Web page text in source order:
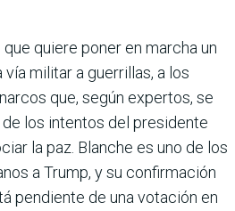
quiere poner en marcha un
militar a guerrillas, a los
que, según expertos, se
los intentos del presidente
la paz. Blanche es uno de los
a Trump, y su confirmación
pendiente de una votación en